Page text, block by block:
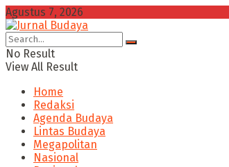
Agustus 7, 2026
No Result
View All Result
Home
Redaksi
Agenda Budaya
Lintas Budaya
Megapolitan
Nasional